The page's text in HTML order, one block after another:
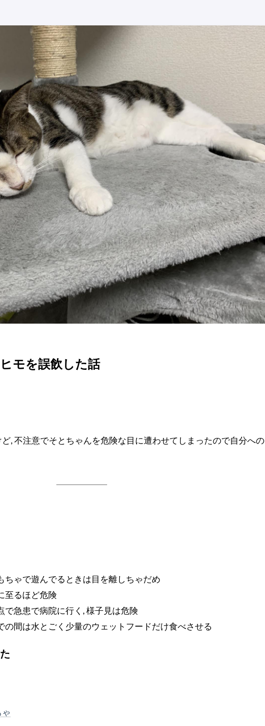
モを誤飲した話
, 不注意でそとちゃんを危険な目に遭わせてしまったので自分への
ちゃで遊んでるときは目を離しちゃだめ
至るほど危険
で急患で病院に行く, 様子見は危険
の間は水とごく少量のウェットフードだけ食べさせる